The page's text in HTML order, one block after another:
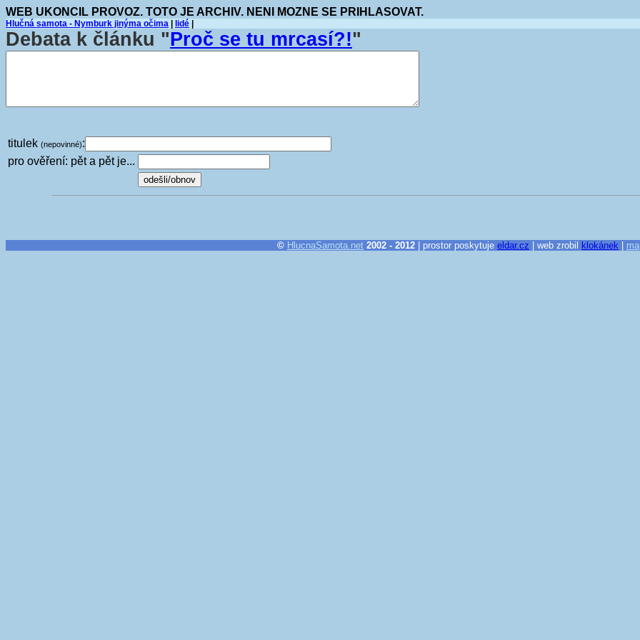
WEB UKONCIL PROVOZ. TOTO JE ARCHIV. NENI MOZNE SE PRIHLASOVAT.
Hlučná samota - Nymburk jinýma očima lidé
Debata k článku "Proč se tu mrcasí?!"
titulek (nepovinné):
pro ověření: pět a pět je...
© HlucnaSamota.net 2002 - 2012 | prostor poskytuje eldar.cz | web zrobil klokánek